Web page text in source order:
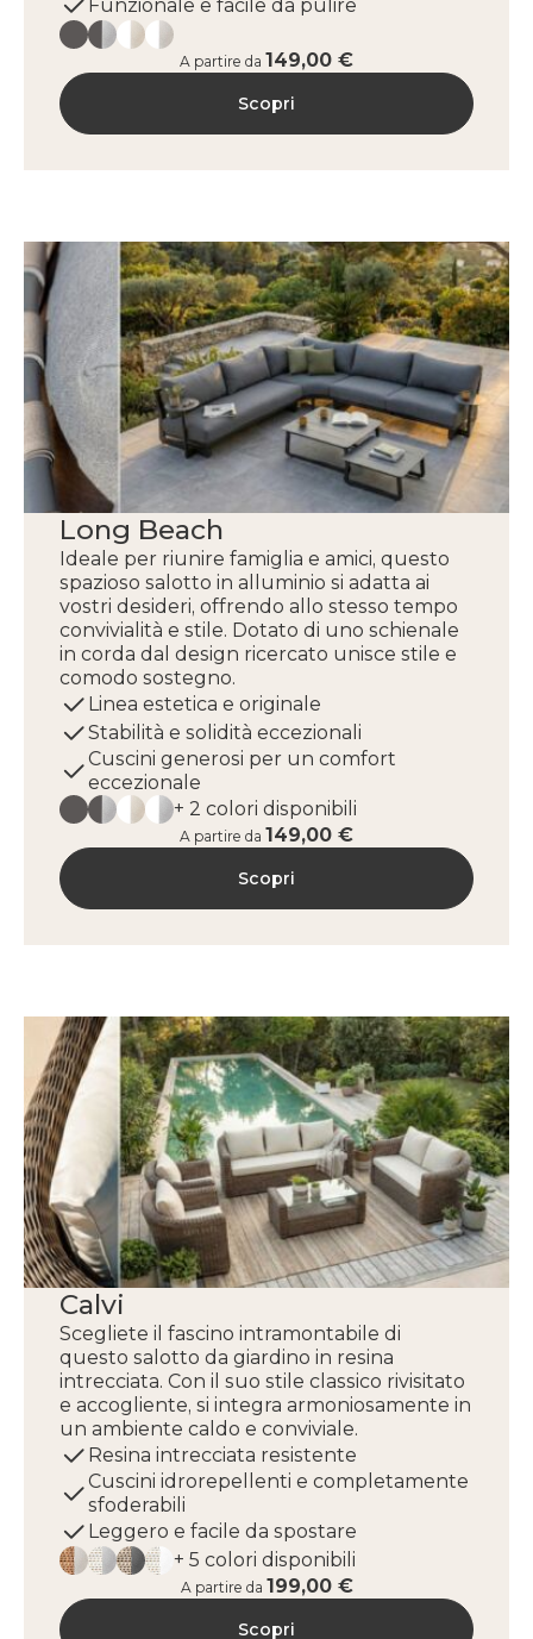
Funzionale e facile da pulire
A partire da 149,00 €
Scopri
Long Beach
Ideale per riunire famiglia e amici, questo
spazioso salotto in alluminio si adatta ai
vostri desideri, offrendo allo stesso tempo
convivialità e stile. Dotato di uno schienale
in corda dal design ricercato unisce stile e
comodo sostegno.
Linea estetica e originale
Stabilità e solidità eccezionali
Cuscini generosi per un comfort
eccezionale
+ 2 colori disponibili
A partire da 149,00 €
Scopri
Calvi
Scegliete il fascino intramontabile di
questo salotto da giardino in resina
intrecciata. Con il suo stile classico rivisitato
e accogliente, si integra armoniosamente in
un ambiente caldo e conviviale.
Resina intrecciata resistente
Cuscini idrorepellenti e completamente
sfoderabili
Leggero e facile da spostare
+ 5 colori disponibili
A partire da 199,00 €
Scopri